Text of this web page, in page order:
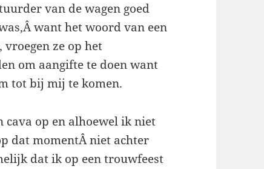
van de wagen goed
want het woord van een
ze op het
om aangifte te doen want
tot bij mij te komen.
cava op en alhoewel ik niet
dat momentÂ niet achter
dat ik op een trouwfeest